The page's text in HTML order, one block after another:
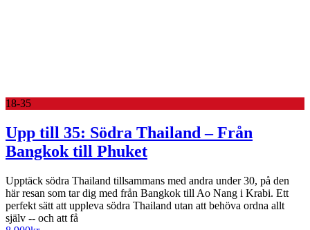
18-35
Upp till 35: Södra Thailand – Från
Bangkok till Phuket
Upptäck södra Thailand tillsammans med andra under 30, på den
här resan som tar dig med från Bangkok till Ao Nang i Krabi. Ett
perfekt sätt att uppleva södra Thailand utan att behöva ordna allt
själv -- och att få